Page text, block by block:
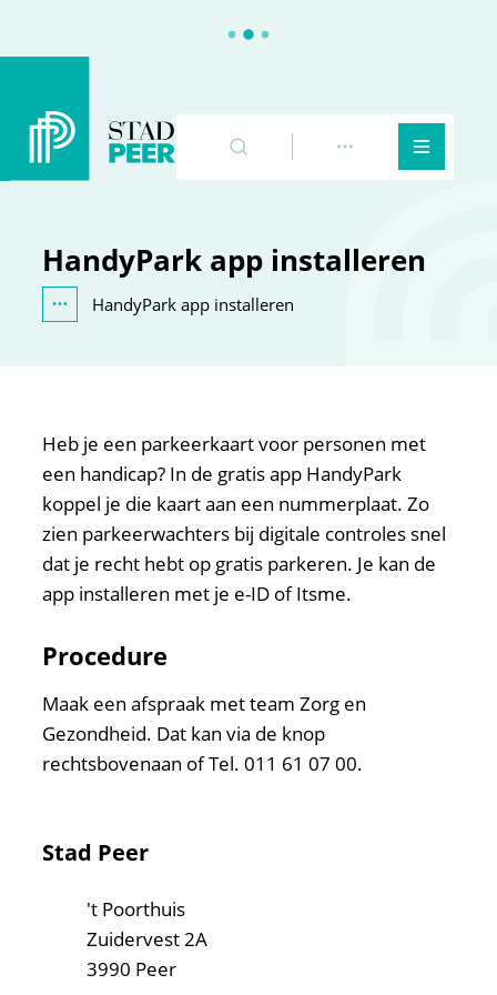
Zoeken Toon meerMenu
HandyPark app installeren
Toon alle broodkruimel items
HandyPark app installeren
Heb je een parkeerkaart voor personen met
een handicap? In de gratis app HandyPark
koppel je die kaart aan een nummerplaat. Zo
zien parkeerwachters bij digitale controles snel
dat je recht hebt op gratis parkeren. Je kan de
app installeren met je e-ID of Itsme.
Procedure
Maak een afspraak met team Zorg en
Gezondheid. Dat kan via de knop
rechtsbovenaan of Tel. 011 61 07 00.
Contact & openingsuren
Stad Peer
Adres't Poorthuis
Zuidervest 2A
,3990 Peer